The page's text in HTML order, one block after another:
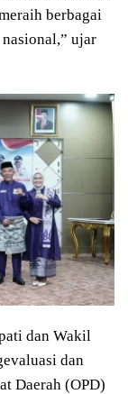
berbagai
ujar
dan Wakil
dan
Daerah (OPD)